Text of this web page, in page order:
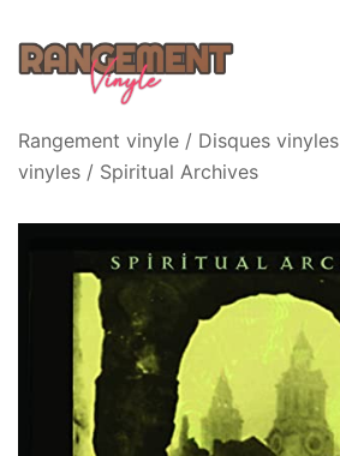
content
Rangement vinyle
Rangement vinyle / Disques vinyles
vinyles / Spiritual Archives